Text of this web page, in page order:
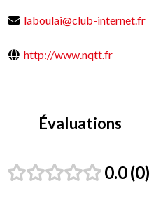
laboulai@club-internet.fr
http://www.nqtt.fr
Évaluations
0.0 0